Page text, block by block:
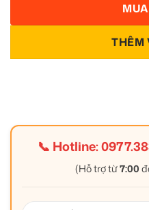
THÊM
📞 Hotline:
(Hỗ trợ từ7:00